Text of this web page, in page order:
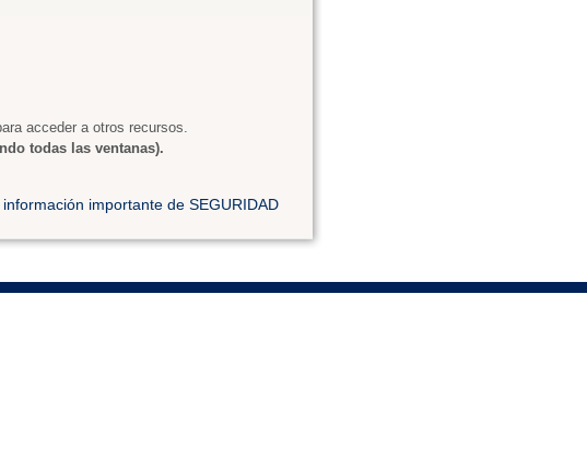
acceder a otros recursos.
todas las ventanas).
información importante de SEGURIDAD